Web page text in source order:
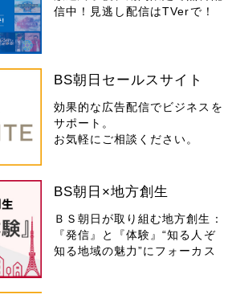
信中！見逃し配信はTVerで！
BS朝日セールスサイト
効果的な広告配信でビジネスを
サポート。
お気軽にご相談ください。
BS朝日×地方創生
ＢＳ朝日が取り組む地方創生：
『発信』と『体験』“知る人ぞ
知る地域の魅力”にフォーカス